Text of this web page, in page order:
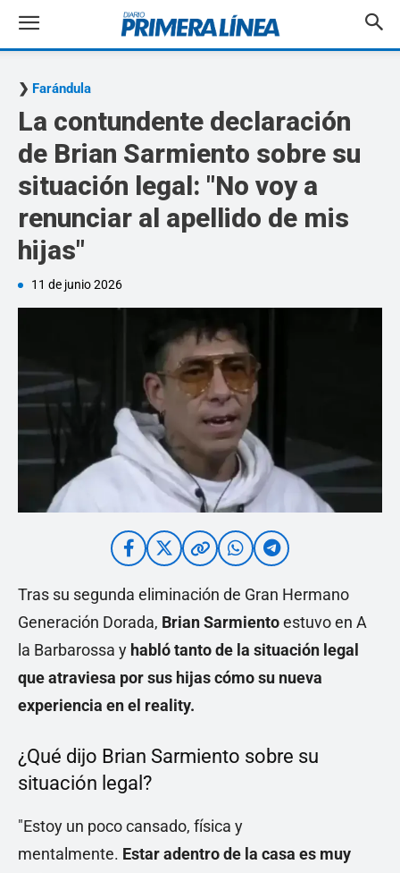
Farándula
La contundente declaración
de Brian Sarmiento sobre su
situación legal: "No voy a
renunciar al apellido de mis
hijas"
11 de junio 2026
Tras su segunda eliminación de Gran Hermano
Generación Dorada, Brian Sarmientoestuvo en A
la Barbarossa y habló tanto de la situación legal
que atraviesa por sus hijas cómo su nueva
experiencia en el reality.
¿Qué dijo Brian Sarmiento sobre su
situación legal?
"Estoy un poco cansado, física y
mentalmente. Estar adentro de la casa es muy